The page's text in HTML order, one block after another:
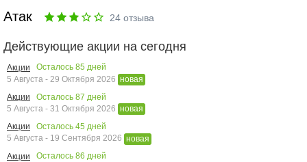
Атак 24 отзыва
Действующие акции на сегодня
Акции Осталось 85 дней
5 Августа - 29 Октября 2026 новая
Акции
Осталось 87 дней
5 Августа - 31 Октября 2026 новая
Акции
Осталось 45 дней
5 Августа - 19 Сентября 2026 новая
Акции
Осталось 86 дней